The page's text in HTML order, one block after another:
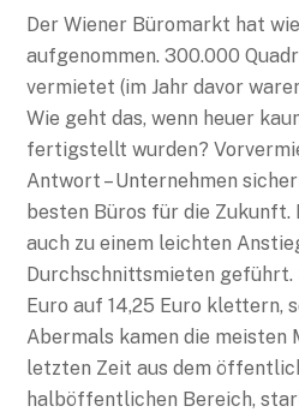
Der Wiener Büromarkt hat
aufgenommen. 300.000
vermietet (im Jahr davor
Wie geht das, wenn heuer
fertigstellt wurden?
Antwort – Unternehmen
besten Büros für die Zukunft.
auch zu einem leichten
Durchschnittsmieten geführt.
Euro auf 14,25 Euro klettern,
Abermals kamen die meisten
letzten Zeit aus dem
halböffentlichen Bereich,